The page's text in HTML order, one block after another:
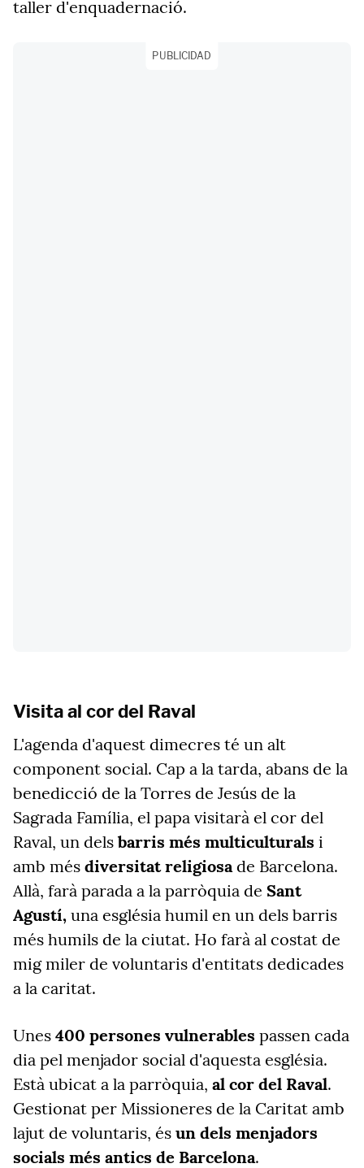
taller d'enquadernació.
PUBLICIDAD
Visita al cor del Raval
L'agenda d'aquest dimecres té un alt
component social. Cap a la tarda, abans de la
benedicció de la Torres de Jesús de la
Sagrada Família, el papa visitarà el cor del
Raval, un dels barris més multiculturals i
amb més diversitat religiosade Barcelona.
Allà, farà parada a la parròquia de Sant
Agustí, una església humil en un dels barris
més humils de la ciutat. Ho farà al costat de
mig miler de voluntaris d'entitats dedicades
a la caritat.
Unes 400 persones vulnerables passen cada
dia pel menjador social d'aquesta església.
Està ubicat a la parròquia, al cor del Raval.
Gestionat per Missioneres de la Caritat amb
lajut de voluntaris, és un dels menjadors
socials més antics de Barcelona.